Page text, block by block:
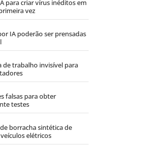
para criar vírus inéditos em
vez
IA poderão ser prensadas
de trabalho invisível para
falsas para obter
testes
borracha sintética de
elétricos